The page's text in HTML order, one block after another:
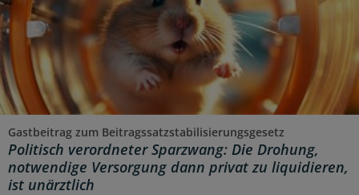
Gastbeitrag zum Beitragssatzstabilisierungsgesetz
Politisch verordneter Sparzwang: Die Drohung,
notwendige Versorgung dann privat zu liquidieren,
ist unärztlich